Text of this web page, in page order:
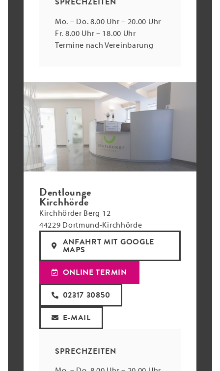
Mo. – Do. 8.00 Uhr – 20.00 Uhr
Fr. 8.00 Uhr – 18.00 Uhr
Termine nach Vereinbarung
Dentlounge
Kirchhörde
Kirchhörder Berg 12
44229 Dortmund-Kirchhörde
ANFAHRT MIT GOOGLE
MAPS
ONLINE TERMIN
02317 30850
E-MAIL
SPRECHZEITEN